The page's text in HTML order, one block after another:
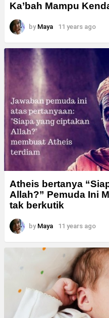
Ka’bah Mampu
by Maya 11 years ago
Atheis bertanya
Allah?” Pemuda Ini
tak berkutik
by Maya 11 years ago